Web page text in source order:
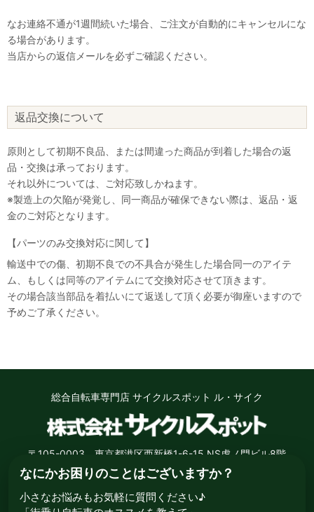
なお連絡不通が1週間続いた場合、ご注文が自動的にキャンセルにな
る場合があります。
当店からの返信メールを必ずご確認ください。
返品交換について
原則として初期不良品、または間違った商品が到着した場合の返
品・交換は承っております。
それ以外については、ご対応致しかねます。
※製造上の欠陥が発覚し、同一商品が確保できない際は、返品・返
金のご対応となります。
【パーツのみ交換対応に関して】
輸送中での傷、初期不良での不具合が発生した場合同一のアイテ
ム、もしくは同等のアイテムにて交換対応させて頂きます。
その場合該当部品を着払いにて返送して頂く必要が御座いますので
予めご了承ください。
総合自転車専門店 サイクルスポット ル・サイク
〒105-0003 東京都港区西新橋1-6-15 NS虎ノ門ビル8階
なにかお困りのことはございますか？
小さなお悩みもお気軽に質問ください♪